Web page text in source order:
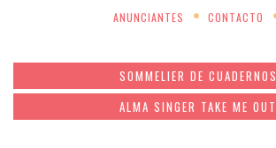
ANUNCIANTES CONTACTO
SOMMELIER DE CUADERNOS
ALMA SINGER TAKE ME OUT